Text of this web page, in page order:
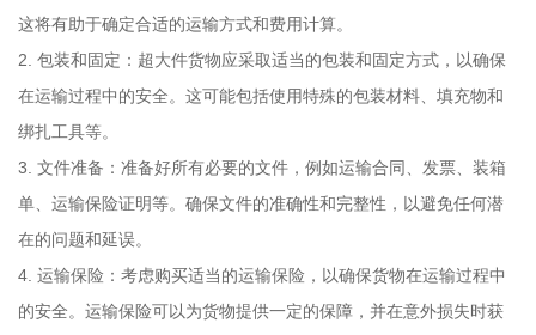
这将有助于确定合适的运输方式和费用计算。
2. 包装和固定：超大件货物应采取适当的包装和固定方式，以确保
在运输过程中的安全。这可能包括使用特殊的包装材料、填充物和
绑扎工具等。
3. 文件准备：准备好所有必要的文件，例如运输合同、发票、装箱
单、运输保险证明等。确保文件的准确性和完整性，以避免任何潜
在的问题和延误。
4. 运输保险：考虑购买适当的运输保险，以确保货物在运输过程中
的安全。运输保险可以为货物提供一定的保障，并在意外损失时获